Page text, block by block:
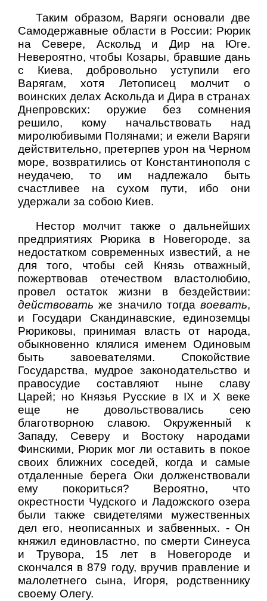
Таким образом, Варяги основали две
Самодержавные области в России: Рюрик
на Севере, Аскольд и Дир на Юге.
Невероятно, чтобы Козары, бравшие дань
с Киева, добровольно уступили его
Варягам, хотя Летописец молчит о
воинских делах Аскольда и Дира в странах
Днепровских: оружие без сомнения
решило, кому начальствовать над
миролюбивыми Полянами; и ежели Варяги
действительно, претерпев урон на Черном
море, возвратились от Константинополя с
неудачею, то им надлежало быть
счастливее на сухом пути, ибо они
удержали за собою Киев.
Нестор молчит также о дальнейших
предприятиях Рюрика в Новегороде, за
недостатком современных известий, а не
для того, чтобы сей Князь отважный,
пожертвовав отечеством властолюбию,
провел остаток жизни в бездействии:
действовать же значило тогдавоевать,
и Государи Скандинавские, единоземцы
Рюриковы, принимая власть от народа,
обыкновенно клялися именем Одиновым
быть завоевателями. Спокойствие
Государства, мудрое законодательство и
правосудие составляют ныне славу
Царей; но Князья Русские в IX и Х веке
еще не довольствовались сею
благотворною славою. Окруженный к
Западу, Северу и Востоку народами
Финскими, Рюрик мог ли оставить в покое
своих ближних соседей, когда и самые
отдаленные берега Оки долженствовали
ему покориться? Вероятно, что
окрестности Чудского и Ладожского озера
были также свидетелями мужественных
дел его, неописанных и забвенных. - Он
княжил единовластно, по смерти Синеуса
и Трувора, 15 лет в Новегороде и
скончался в 879 году, вручив правление и
малолетнего сына, Игоря, родственнику
своему Олегу.